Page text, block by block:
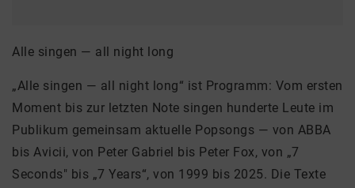
Alle singen — all night long
„Alle singen — all night long“ ist Programm: Vom ersten
Moment bis zur letzten Note singen hunderte Leute im
Publikum gemeinsam aktuelle Popsongs — von ABBA
bis Avicii, von Peter Gabriel bis Peter Fox, von „7
Seconds" bis „7 Years“, von 1999 bis 2025. Die Texte